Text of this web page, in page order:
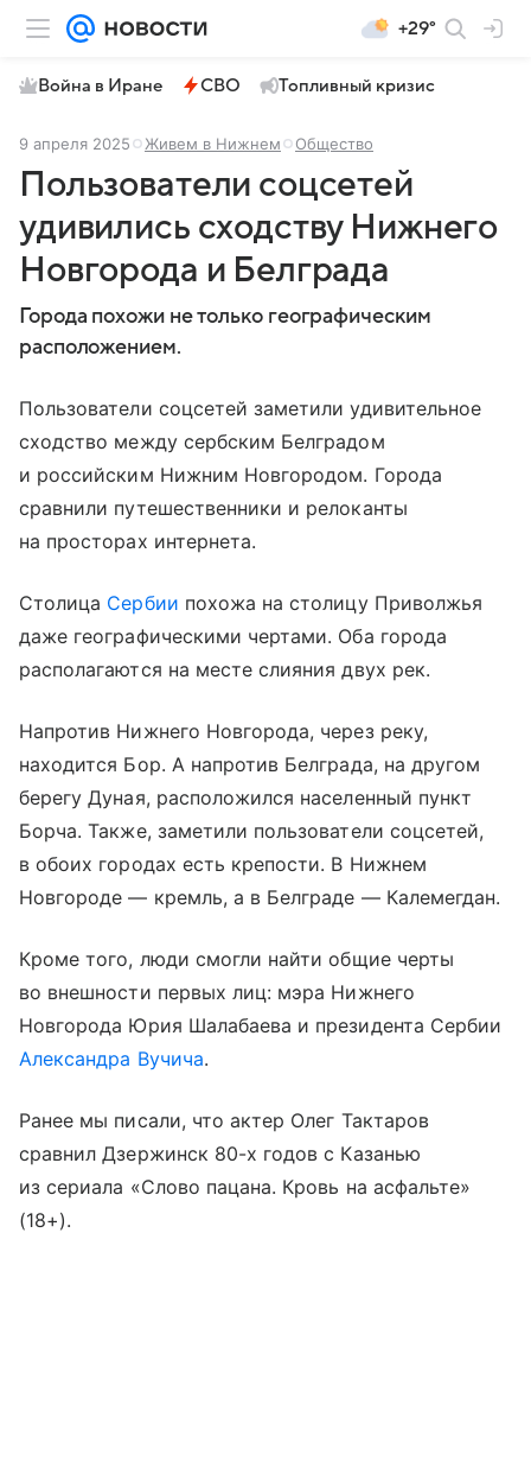
+29°
Война в Иране СВО Топливный кризис
9 апреля 2025 Живем в Нижнем Общество
Пользователи соцсетей
удивились сходству Нижнего
Новгорода и Белграда
Города похожи не только географическим
расположением.
Пользователи соцсетей заметили удивительное
сходство между сербским Белградом
и российским Нижним Новгородом. Города
сравнили путешественники и релоканты
на просторах интернета.
Столица Сербии похожа на столицу Приволжья
даже географическими чертами. Оба города
располагаются на месте слияния двух рек.
Напротив Нижнего Новгорода, через реку,
находится Бор. А напротив Белграда, на другом
берегу Дуная, расположился населенный пункт
Борча. Также, заметили пользователи соцсетей,
в обоих городах есть крепости. В Нижнем
Новгороде — кремль, а в Белграде — Калемегдан.
Кроме того, люди смогли найти общие черты
во внешности первых лиц: мэра Нижнего
Новгорода Юрия Шалабаева и президента Сербии
Александра Вучича.
Ранее мы писали, что актер Олег Тактаров
сравнил Дзержинск 80-х годов с Казанью
из сериала «Слово пацана. Кровь на асфальте»
(18+).